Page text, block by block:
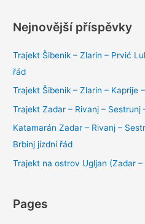
Nejnovější příspěvky
Trajekt Šibenik – Zlarin – Prvić
řád
Trajekt Šibenik – Zlarin – Kaprije
Trajekt Zadar – Rivanj –
Katamarán Zadar – Rivanj –
Brbinj jízdní řád
Trajekt na ostrov Ugljan (Zadar –
Pages